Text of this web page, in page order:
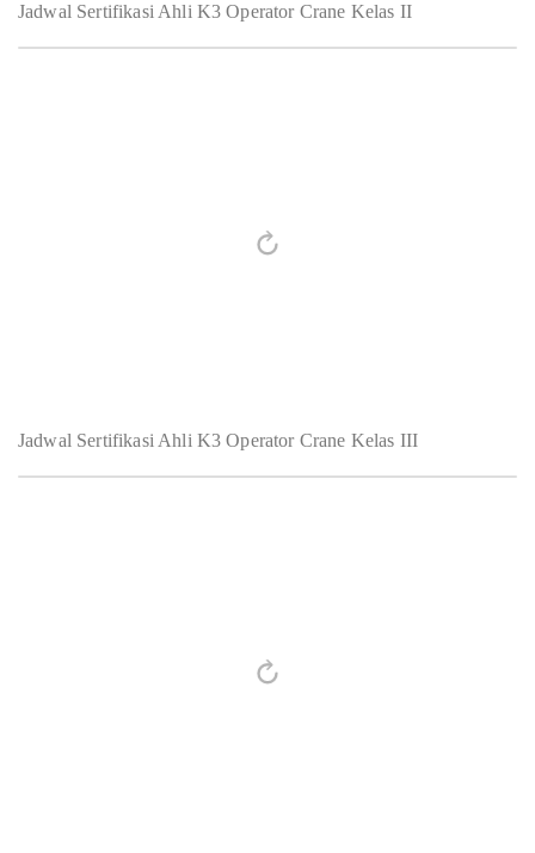
Jadwal Sertifikasi Ahli K3 Operator Crane Kelas II
Jadwal Sertifikasi Ahli K3 Operator Crane Kelas III